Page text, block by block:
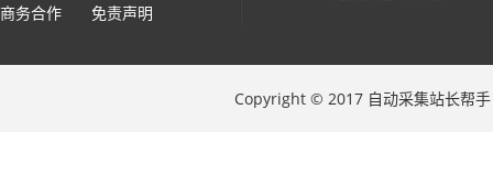
商务合作
免责声明
Copyright © 2017 自动采集站长帮手